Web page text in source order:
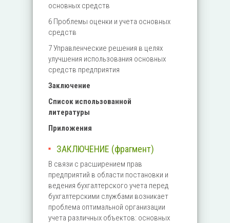
основных средств
6 Проблемы оценки и учета основных
средств
7 Управленческие решения в целях
улучшения использования основных
средств предприятия
Заключение
Список использованной
литературы
Приложения
ЗАКЛЮЧЕНИЕ (фрагмент)
В связи с расширением прав
предприятий в области постановки и
ведения бухгалтерского учета перед
бухгалтерскими службами возникает
проблема оптимальной организации
учета различных объектов: основных